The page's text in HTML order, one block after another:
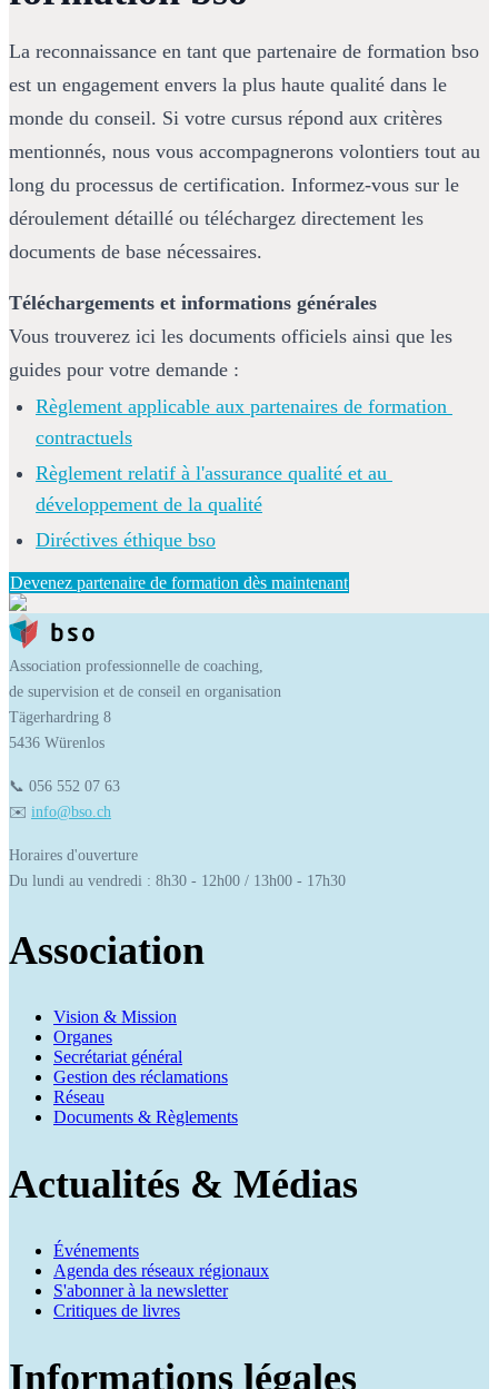
La reconnaissance en tant que partenaire de formation bso
est un engagement envers la plus haute qualité dans le
monde du conseil. Si votre cursus répond aux critères
mentionnés, nous vous accompagnerons volontiers tout au
long du processus de certification. Informez-vous sur le
déroulement détaillé ou téléchargez directement les
documents de base nécessaires.
Téléchargements et informations générales
Vous trouverez ici les documents officiels ainsi que les
guides pour votre demande :
Règlement applicable aux partenaires de formation
contractuels
Règlement relatif à l'assurance qualité et au
développement de la qualité
Diréctives éthique bso
Devenez partenaire de formation dès maintenant
Association professionnelle de coaching,
de supervision et de conseil en organisation
Tägerhardring 8
5436 Würenlos
📞 056 552 07 63
✉️ info@bso.ch
Horaires d'ouverture
Du lundi au vendredi : 8h30 - 12h00 / 13h00 - 17h30
Association
Vision & Mission
Organes
Secrétariat général
Gestion des réclamations
Réseau
Documents & Règlements
Actualités & Médias
Événements
Agenda des réseaux régionaux
S'abonner à la newsletter
Critiques de livres
Informations légales